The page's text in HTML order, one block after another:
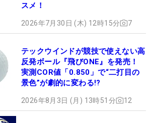
スメ！
2026年7月30日 (木) 12時15分 7
テックウインドが競技で使えない高
反発ボール『飛びONE』を発売！
実測COR値「0.850」で“二打目の
景色”が劇的に変わる!?
2026年8月3日 (月) 13時51分 12